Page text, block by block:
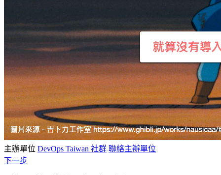
主辦單位 DevOps Taiwan 社群 聯絡主辦單位
下一步